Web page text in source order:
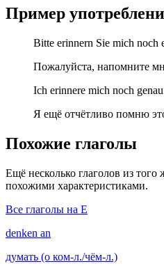
Пример
Bitte erinnern Sie mich noch
Пожалуйста, напомните
Ich erinnere mich noch
Я ещё отчётливо помню
Похожие глаголы
Ещё несколько глаголов из
похожими характеристиками.
Все глаголы на E
denken an
думать (о ком-л./чём-л.)